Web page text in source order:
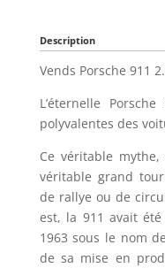
Description
Vends Porsche 911
L’éternelle
polyvalentes des
Ce véritable mythe,
véritable grand
de rallye ou de
est, la 911 avait
1963 sous le nom
de sa mise en